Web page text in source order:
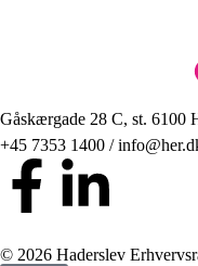
Gåskærgade 28 C, st. 6100
+45 7353 1400 /
© 2026 Haderslev